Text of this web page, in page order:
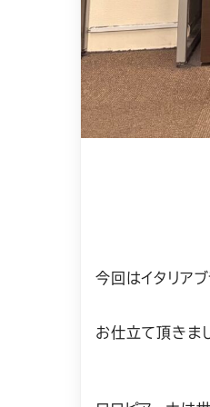
今回はイタリア
お仕立て頂きま